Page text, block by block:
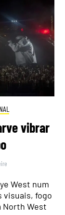
vibrar
West num
visuais, fogo
North West